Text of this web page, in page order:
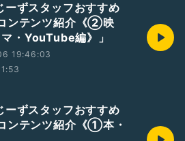
ずスタッフおすすめ
ンテンツ紹介《②映
・YouTube編》」
19:46:03
ずスタッフおすすめ
ンテンツ紹介《①本・